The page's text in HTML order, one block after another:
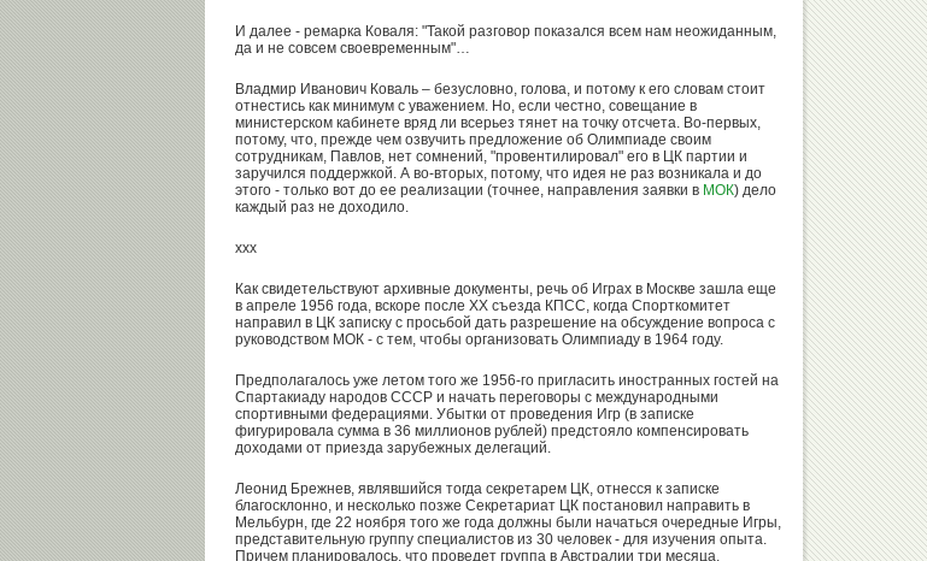
И далее - ремарка Коваля: "Такой разговор показался всем нам неожиданным,
да и не совсем своевременным"…
Владмир Иванович Коваль – безусловно, голова, и потому к его словам стоит
отнестись как минимум с уважением. Но, если честно, совещание в
министерском кабинете вряд ли всерьез тянет на точку отсчета. Во-первых,
потому, что, прежде чем озвучить предложение об Олимпиаде своим
сотрудникам, Павлов, нет сомнений, "провентилировал" его в ЦК партии и
заручился поддержкой. А во-вторых, потому, что идея не раз возникала и до
этого - только вот до ее реализации (точнее, направления заявки в МОК) дело
каждый раз не доходило.
ххх
Как свидетельствуют архивные документы, речь об Играх в Москве зашла еще
в апреле 1956 года, вскоре после ХХ съезда КПСС, когда Спорткомитет
направил в ЦК записку с просьбой дать разрешение на обсуждение вопроса с
руководством МОК - с тем, чтобы организовать Олимпиаду в 1964 году.
Предполагалось уже летом того же 1956-го пригласить иностранных гостей на
Спартакиаду народов СССР и начать переговоры с международными
спортивными федерациями. Убытки от проведения Игр (в записке
фигурировала сумма в 36 миллионов рублей) предстояло компенсировать
доходами от приезда зарубежных делегаций.
Леонид Брежнев, являвшийся тогда секретарем ЦК, отнесся к записке
благосклонно, и несколько позже Секретариат ЦК постановил направить в
Мельбурн, где 22 ноября того же года должны были начаться очередные Игры,
представительную группу специалистов из 30 человек - для изучения опыта.
Причем планировалось, что проведет группа в Австралии три месяца.
Дмитрий
Дубровский
Георгий
Брюсов
Сергей
Алексеев
Анатолий
Царик